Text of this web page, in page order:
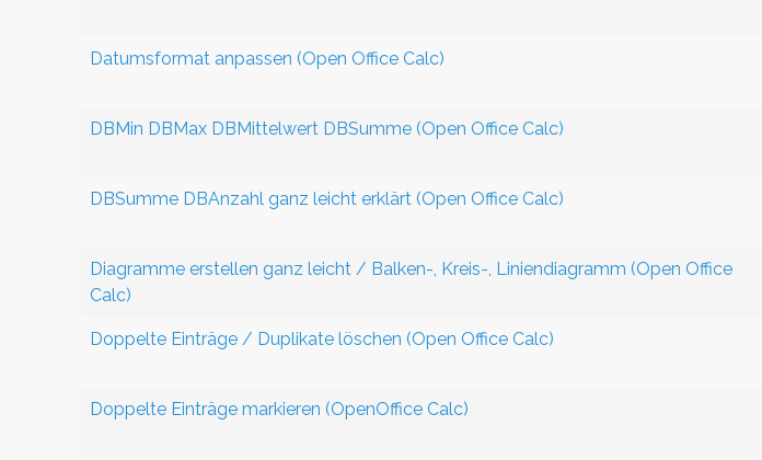
Datumsformat anpassen (Open Office Calc)
DBMin DBMax DBMittelwert DBSumme (Open Office Calc)
DBSumme DBAnzahl ganz leicht erklärt (Open Office Calc)
Diagramme erstellen ganz leicht / Balken-, Kreis-, Liniendiagramm (Open Office
Calc)
Doppelte Einträge / Duplikate löschen (Open Office Calc)
Doppelte Einträge markieren (OpenOffice Calc)